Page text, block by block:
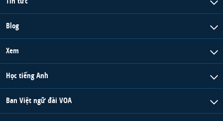
Blog
Xem
Học tiếng Anh
Ban Việt ngữ đài VOA